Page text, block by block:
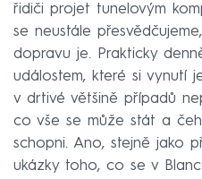
řidiči projet tunelovým
se neustále
dopravu je. Prakticky
událostem, které si vynutí
v drtivé většině případů
co vše se může stát a
schopni. Ano, stejně jako
ukázky toho, co se v